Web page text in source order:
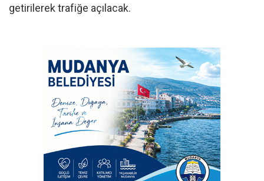
getirilerek trafiğe açılacak.